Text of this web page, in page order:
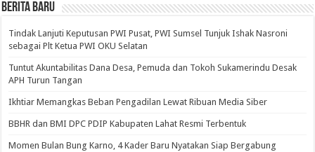
BERITA BARU
Tindak Lanjuti Keputusan PWI Pusat, PWI Sumsel Tunjuk Ishak Nasroni
sebagai Plt Ketua PWI OKU Selatan
Tuntut Akuntabilitas Dana Desa, Pemuda dan Tokoh Sukamerindu Desak
APH Turun Tangan
Ikhtiar Memangkas Beban Pengadilan Lewat Ribuan Media Siber
BBHR dan BMI DPC PDIP Kabupaten Lahat Resmi Terbentuk
Momen Bulan Bung Karno, 4 Kader Baru Nyatakan Siap Bergabung